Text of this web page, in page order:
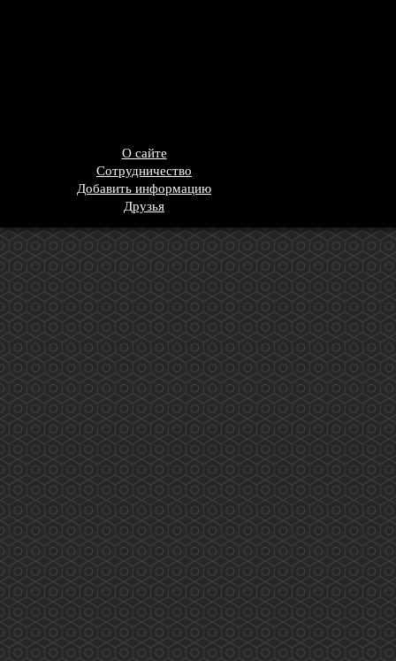
О сайте
Сотрудничество
Добавить информацию
Друзья